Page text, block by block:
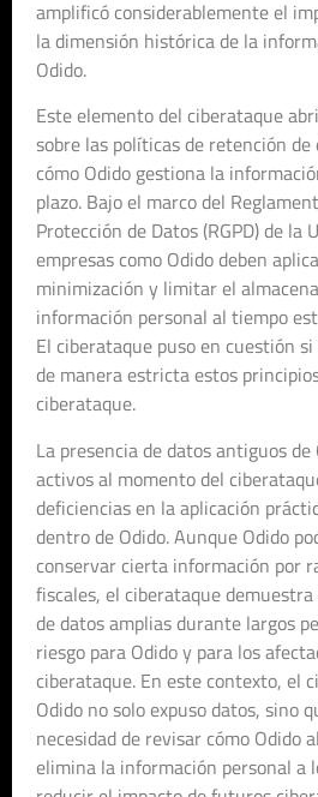
amplificó considerablemente el
la dimensión histórica de la
Odido.
Este elemento del ciberataque
sobre las políticas de retención de
cómo Odido gestiona la
plazo. Bajo el marco del
Protección de Datos (RGPD) de la
empresas como Odido deben
minimización y limitar el
información personal al tiempo
El ciberataque puso en cuestión
de manera estricta estos
ciberataque.
La presencia de datos antiguos
activos al momento del
deficiencias en la aplicación
dentro de Odido. Aunque Odido
conservar cierta información por
fiscales, el ciberataque
de datos amplias durante largos
riesgo para Odido y para los
ciberataque. En este contexto, el
Odido no solo expuso datos, sino
necesidad de revisar cómo Odido
elimina la información personal a